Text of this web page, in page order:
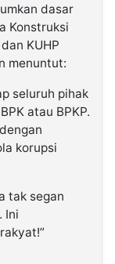
dasar
Konstruksi
KUHP
menuntut:
seluruh pihak
atau BPKP.
korupsi
tak segan
Ini